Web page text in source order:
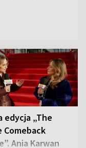
edycja „The
Comeback
Ania Karwan